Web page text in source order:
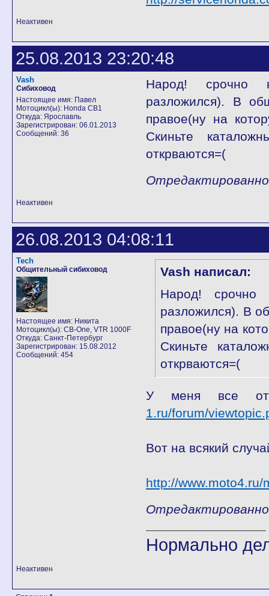
Неактивен
25.08.2013 23:20:48
Vash
Сибиховод
Настоящее имя: Павел
Мотоцикл(ы): Honda CB1
Откуда: Ярославль
Зарегистрирован: 06.01.2013
Сообщений: 36
Народ! срочно
разложился). В
правое(ну на
Скиньте
открваются=(
Неактивен
26.08.2013 04:08:11
Tech
Общительный сибиховод
Настоящее имя: Никита
Мотоцикл(ы): CB-One, VTR 1000F
Откуда: Санкт-Петербург
Зарегистрирован: 15.08.2012
Сообщений: 454
Vash написал:
Народ! срочно
разложился). В
правое(ну на
Скиньте
открваются=(
У меня все
1.ru/forum/
Вот на всякий
http://
Нормально
Неактивен